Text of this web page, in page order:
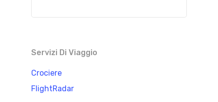
Servizi Di Viaggio
Crociere
FlightRadar